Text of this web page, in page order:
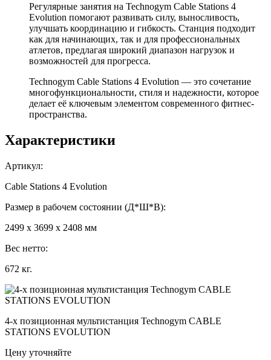
Регулярные занятия на Technogym Cable Stations 4
Evolution помогают развивать силу, выносливость,
улучшать координацию и гибкость. Станция подходит
как для начинающих, так и для профессиональных
атлетов, предлагая широкий диапазон нагрузок и
возможностей для прогресса.
Technogym Cable Stations 4 Evolution — это сочетание
многофункциональности, стиля и надежности, которое
делает её ключевым элементом современного фитнес-
пространства.
Характеристики
Артикул:
Cable Stations 4 Evolution
Размер в рабочем состоянии (Д*Ш*В):
2499 х 3699 х 2408 мм
Вес нетто:
672 кг.
4-х позиционная мультистанция Technogym CABLE
STATIONS EVOLUTION
Цену уточняйте